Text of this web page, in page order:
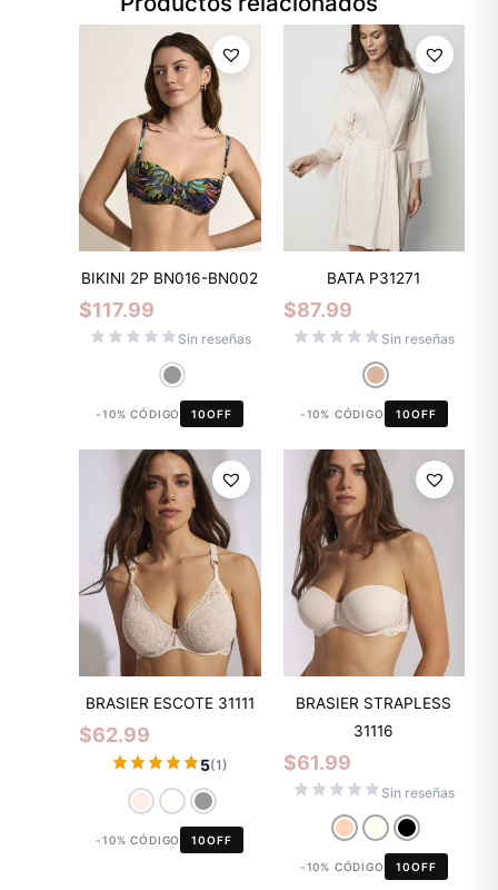
BIKINI 2P BN016-BN002
$117.99
Sin reseñas
-10% CÓDIGO 10OFF
BATA P31271
$87.99
Sin reseñas
-10% CÓDIGO 10OFF
BRASIER ESCOTE 31111
$62.99
5(1)
-10% CÓDIGO 10OFF
BRASIER STRAPLESS
31116
$61.99
Sin reseñas
-10% CÓDIGO 10OFF